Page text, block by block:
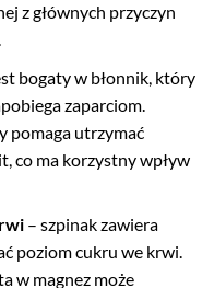
z głównych przyczyn
bogaty w błonnik, który
zaparciom.
pomaga utrzymać
co ma korzystny wpływ
– szpinak zawiera
poziom cukru we krwi.
w magnez może